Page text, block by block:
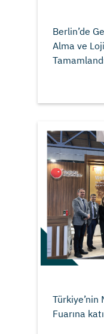
Berlin’de
Alma ve